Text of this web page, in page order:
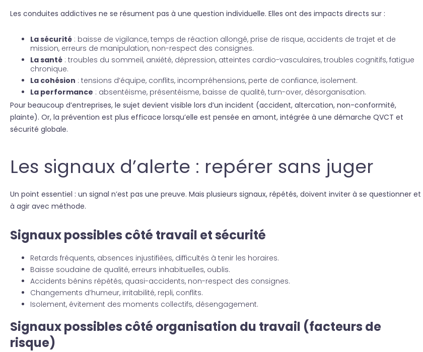
Les conduites addictives ne se résument pas à une question individuelle. Elles ont des impacts directs sur :
La sécurité : baisse de vigilance, temps de réaction allongé, prise de risque, accidents de trajet et de
mission, erreurs de manipulation, non-respect des consignes.
La santé : troubles du sommeil, anxiété, dépression, atteintes cardio-vasculaires, troubles cognitifs, fatigue
chronique.
La cohésion : tensions d’équipe, conflits, incompréhensions, perte de confiance, isolement.
La performance : absentéisme, présentéisme, baisse de qualité, turn-over, désorganisation.
Pour beaucoup d’entreprises, le sujet devient visible lors d’un incident (accident, altercation, non-conformité,
plainte). Or, la prévention est plus efficace lorsqu’elle est pensée en amont, intégrée à une démarche QVCT et
sécurité globale.
Les signaux d’alerte : repérer sans juger
Un point essentiel : un signal n’est pas une preuve. Mais plusieurs signaux, répétés, doivent inviter à se questionner et
à agir avec méthode.
Signaux possibles côté travail et sécurité
Retards fréquents, absences injustifiées, difficultés à tenir les horaires.
Baisse soudaine de qualité, erreurs inhabituelles, oublis.
Accidents bénins répétés, quasi-accidents, non-respect des consignes.
Changements d’humeur, irritabilité, repli, conflits.
Isolement, évitement des moments collectifs, désengagement.
Signaux possibles côté organisation du travail (facteurs de
risque)